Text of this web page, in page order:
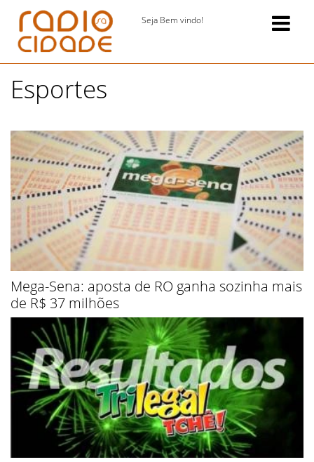
Seja Bem vindo!
Esportes
Mega-Sena: aposta de RO ganha sozinha mais
de R$ 37 milhões